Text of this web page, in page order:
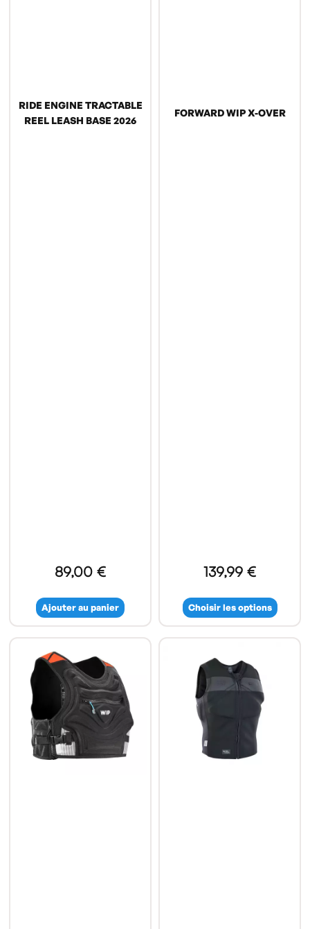
RIDE ENGINE TRACTABLE
REEL LEASH BASE 2026
89,00 €
Ajouter au panier
FORWARD WIP X-OVER
139,99 €
Choisir les options